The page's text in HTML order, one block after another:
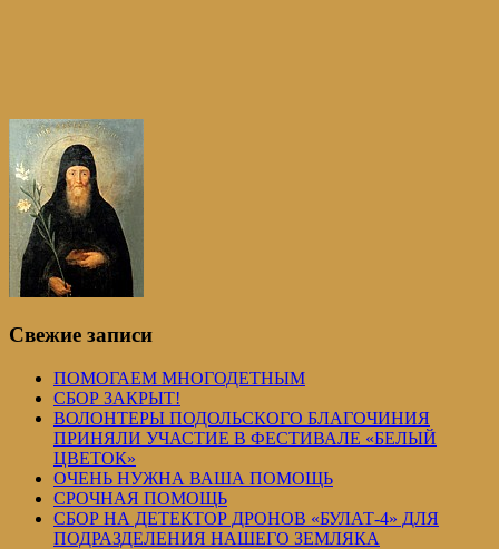
Свежие записи
ПОМОГАЕМ МНОГОДЕТНЫМ
СБОР ЗАКРЫТ!
ВОЛОНТЕРЫ ПОДОЛЬСКОГО БЛАГОЧИНИЯ
ПРИНЯЛИ УЧАСТИЕ В ФЕСТИВАЛЕ «БЕЛЫЙ
ЦВЕТОК»
ОЧЕНЬ НУЖНА ВАША ПОМОЩЬ
СРОЧНАЯ ПОМОЩЬ
СБОР НА ДЕТЕКТОР ДРОНОВ «БУЛАТ-4» ДЛЯ
ПОДРАЗДЕЛЕНИЯ НАШЕГО ЗЕМЛЯКА